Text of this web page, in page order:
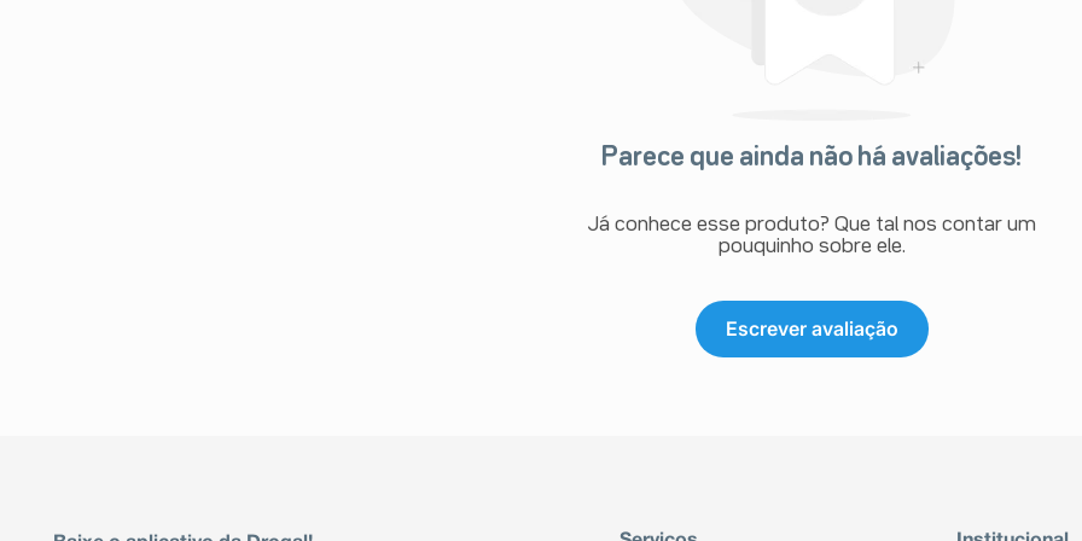
Parece que ainda não há avaliações!
Já conhece esse produto? Que tal nos contar um
pouquinho sobre ele.
Escrever avaliação